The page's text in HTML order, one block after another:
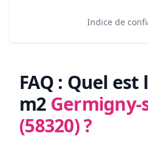
Indice de
FAQ : Quel
m2
(58320)?